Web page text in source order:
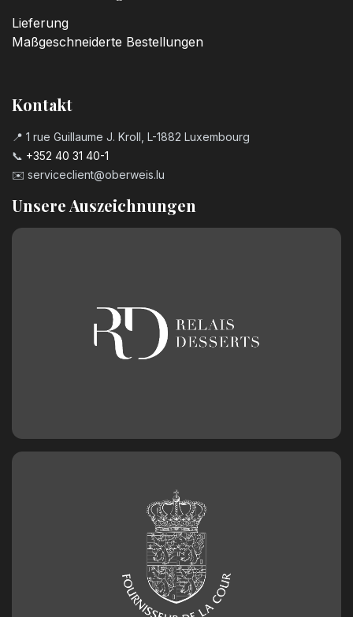
Lieferung
Maßgeschneiderte Bestellungen
Kontakt
📍 1 rue Guillaume J. Kroll, L-1882 Luxembourg
📞 +352 40 31 40-1
✉️ serviceclient@oberweis.lu
Unsere Auszeichnungen